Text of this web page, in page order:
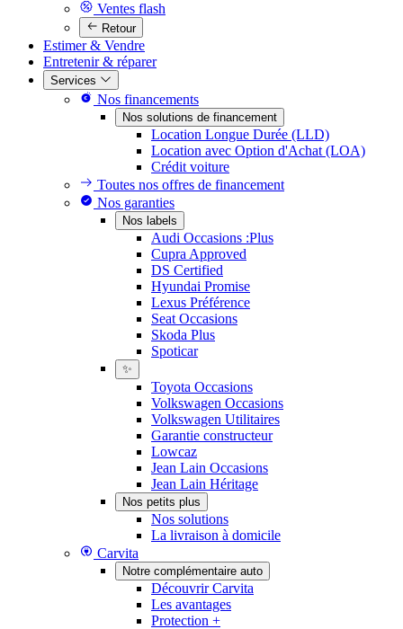
Ventes flash
Retour
Estimer & Vendre
Entretenir & réparer
Services
Nos financements
Nos solutions de financement
Location Longue Durée (LLD)
Location avec Option d'Achat (LOA)
Crédit voiture
Toutes nos offres de financement
Nos garanties
Nos labels
Audi Occasions :Plus
Cupra Approved
DS Certified
Hyundai Promise
Lexus Préférence
Seat Occasions
Skoda Plus
Spoticar
✨
Toyota Occasions
Volkswagen Occasions
Volkswagen Utilitaires
Garantie constructeur
Lowcaz
Jean Lain Occasions
Jean Lain Héritage
Nos petits plus
Nos solutions
La livraison à domicile
Carvita
Notre complémentaire auto
Découvrir Carvita
Les avantages
Protection +